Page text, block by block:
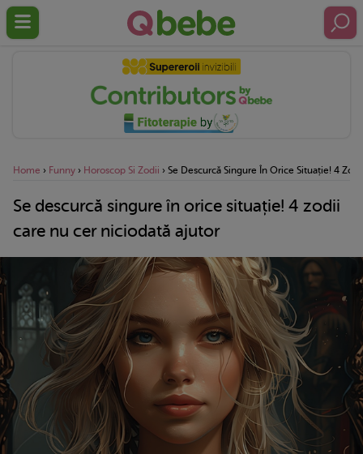
Home › Funny › Horoscop Si Zodii › Se Descurcă Singure În Orice Situație! 4
Se descurcă singure în orice situație! 4 zodii
care nu cer niciodată ajutor